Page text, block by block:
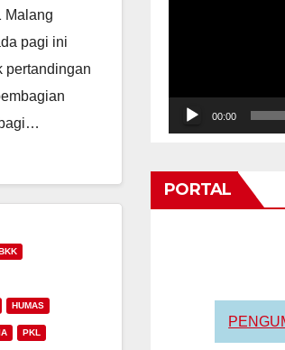
Malang
pagi ini
pertandingan
HUMAS
PKL
00:00
PORTAL